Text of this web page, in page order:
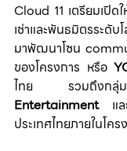
Cloud 11 เตรียมเปิ
เช่าและพันธมิตรระดั
มาพัฒนาโซน
ของโครงการ หรือ
ไทย รวมถึงกลุ่มบั
Entertainment แล
ประเทศไทยภายในโค